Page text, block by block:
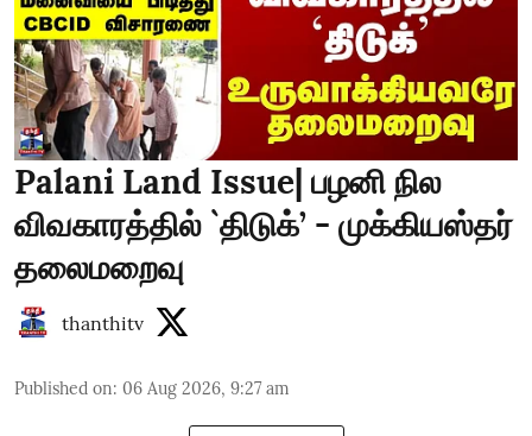
Palani Land Issue| பழனி நில
விவகாரத்தில் `திடுக்’ - முக்கியஸ்தர்
தலைமறைவு
thanthitv
Published on: 06 Aug 2026, 9:27 am